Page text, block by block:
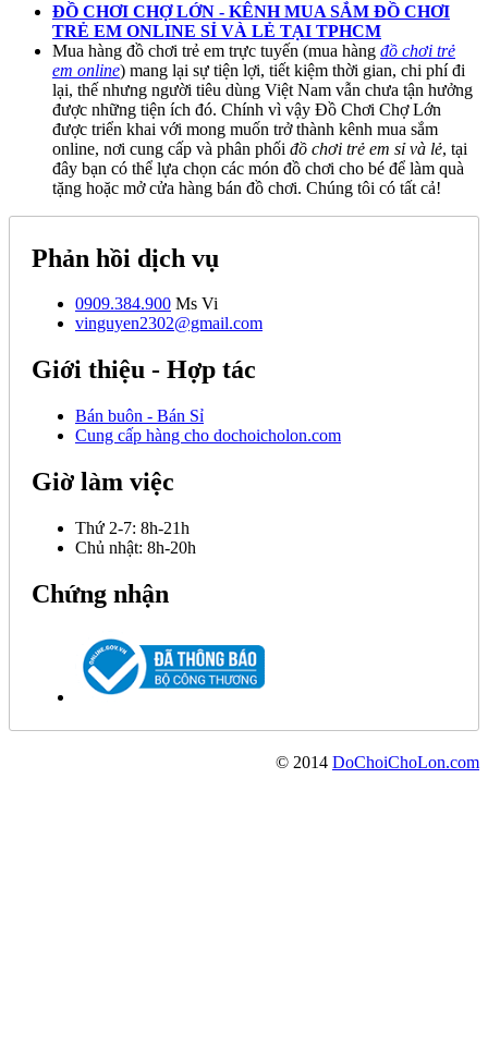
ĐỒ CHƠI CHỢ LỚN - KÊNH MUA SẮM ĐỒ CHƠI
TRẺ EM ONLINE SỈ VÀ LẺ TẠI TPHCM
Mua hàng đồ chơi trẻ em trực tuyến (mua hàng đồ chơi trẻ
em online) mang lại sự tiện lợi, tiết kiệm thời gian, chi phí đi
lại, thế nhưng người tiêu dùng Việt Nam vẫn chưa tận hưởng
được những tiện ích đó. Chính vì vậy Đồ Chơi Chợ Lớn
được triển khai với mong muốn trở thành kênh mua sắm
online, nơi cung cấp và phân phối đồ chơi trẻ em sỉ và lẻ, tại
đây bạn có thể lựa chọn các món đồ chơi cho bé để làm quà
tặng hoặc mở cửa hàng bán đồ chơi. Chúng tôi có tất cả!
Phản hồi dịch vụ
0909.384.900 Ms Vi
vinguyen2302@gmail.com
Giới thiệu - Hợp tác
Bán buôn - Bán Sỉ
Cung cấp hàng cho dochoicholon.com
Giờ làm việc
Thứ 2-7: 8h-21h
Chủ nhật: 8h-20h
Chứng nhận
© 2014 DoChoiChoLon.com